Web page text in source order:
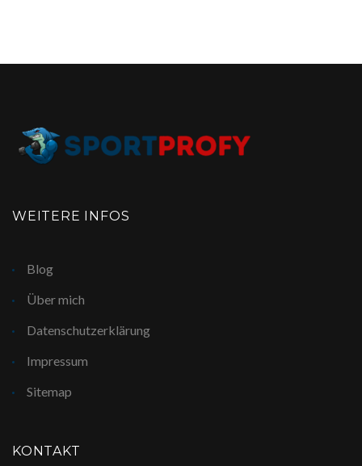
WEITERE INFOS
Blog
Über mich
Datenschutzerklärung
Impressum
Sitemap
KONTAKT